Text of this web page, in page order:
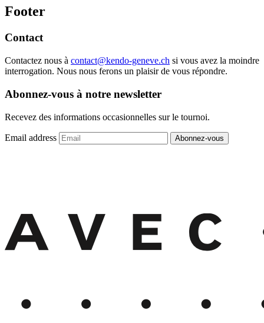
Footer
Contact
Contactez nous à contact@kendo-geneve.ch si vous avez la moindre
interrogation. Nous nous ferons un plaisir de vous répondre.
Abonnez-vous à notre newsletter
Recevez des informations occasionnelles sur le tournoi.
Email address Abonnez-vous